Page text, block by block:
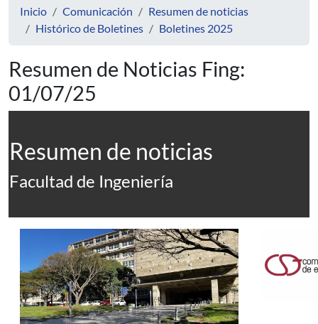
Inicio Comunicación
Resumen de noticias
Histórico de Boletines
Boletines 2025
Resumen de Noticias Fing:
01/07/25
Resumen de noticias
Facultad de Ingeniería